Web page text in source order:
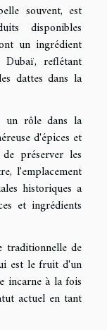
souvent, est
disponibles
un ingrédient
reflétant
dattes dans la
un rôle dans la
d'épices et
préserver les
l'emplacement
historiques a
et ingrédients
de
est le fruit d'un
incarne à la fois
actuel en tant